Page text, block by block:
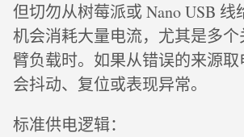
但切勿从树莓派或 Nano USB
机会消耗大量电流，尤其是多
臂负载时。如果从错误的来源
会抖动、复位或表现异常。
标准供电逻辑：